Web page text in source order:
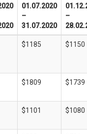
01.07.2020
–
31.07.2020
–
$1185 $1150
$1809 $1739
$1101 $1080